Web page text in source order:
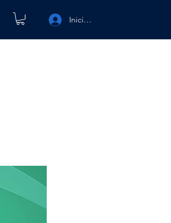
Iniciar sesión